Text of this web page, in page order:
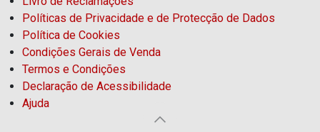
Políticas de Privacidade e de Protecção de Dados
Política de Cookies
Condições Gerais de Venda
Termos e Condições
Declaração de Acessibilidade
Ajuda